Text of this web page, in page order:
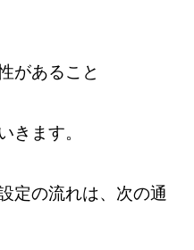
があること
きます。
定の流れは、次の通